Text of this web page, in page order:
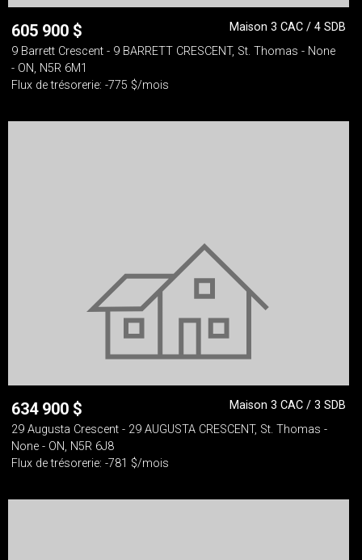
605 900 $
Maison 3 CAC / 4 SDB
9 Barrett Crescent - 9 BARRETT CRESCENT, St. Thomas - None
- ON, N5R 6M1
Flux de trésorerie: -775 $/mois
634 900 $
Maison 3 CAC / 3 SDB
29 Augusta Crescent - 29 AUGUSTA CRESCENT, St. Thomas -
None - ON, N5R 6J8
Flux de trésorerie: -781 $/mois